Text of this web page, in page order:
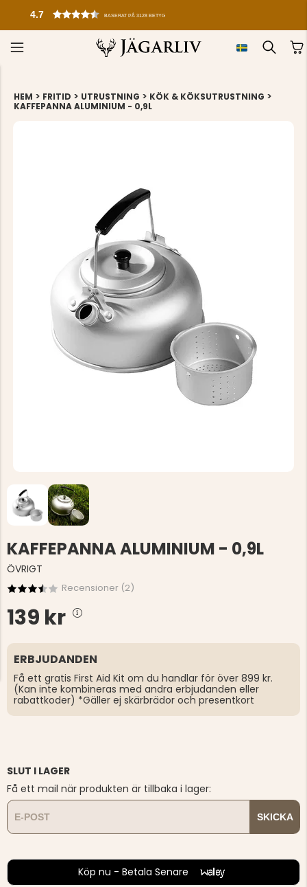
4.7 BASERAT PÅ 3128 BETYG
HEM > FRITID > UTRUSTNING > KÖK & KÖKSUTRUSTNING >
KAFFEPANNA ALUMINIUM - 0,9L
KAFFEPANNA ALUMINIUM - 0,9L
ÖVRIGT
Recensioner (2)
139 kr
ERBJUDANDEN
Få ett gratis First Aid Kit om du handlar för över 899 kr.
(Kan inte kombineras med andra erbjudanden eller
rabattkoder) *Gäller ej skärbrädor och presentkort
SLUT I LAGER
Få ett mail när produkten är tillbaka i lager:
SKICKA
Köp nu - Betala Senare